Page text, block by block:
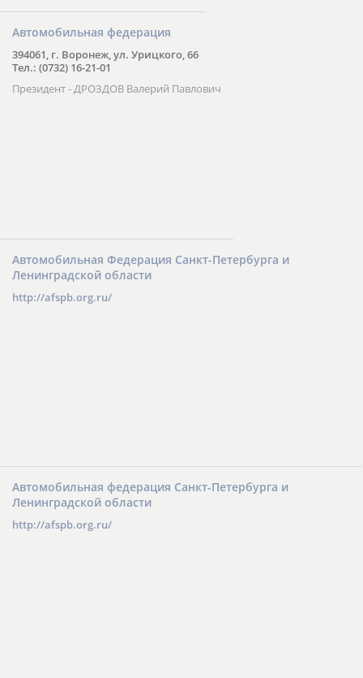
Автомобильная федерация
394061, г. Воронеж, ул. Урицкого, 66
Тел.: (0732) 16-21-01
Президент - ДРОЗДОВ Валерий Павлович
Автомобильная Федерация Санкт-Петербурга и
Ленинградской области
http://afspb.org.ru/
Автомобильная федерация Санкт-Петербурга и
Ленинградской области
http://afspb.org.ru/